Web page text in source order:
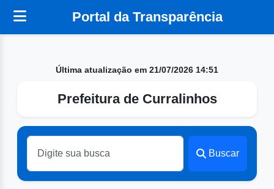
Portal da Transparência
Última atualização em 21/07/2026 14:51
Prefeitura de Curralinhos
Buscar